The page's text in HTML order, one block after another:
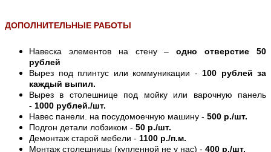
ДОПОЛНИТЕЛЬНЫЕ РАБОТЫ
Навеска элементов на стену –одно отверстие 50
рублей
Вырез под плинтус или коммуникации - 100 рублей за
каждый выпил.
Вырез в столешнице под мойку или варочную панель
- 1000 рублей./шт.
Навес панели. на посудомоечную машину - 500 р./шт.
Подгон детали лобзиком - 50 р./шт.
Демонтаж старой мебели - 1100 р./п.м.
Монтаж столешницы (купленной не у нас) - 400 р./шт.